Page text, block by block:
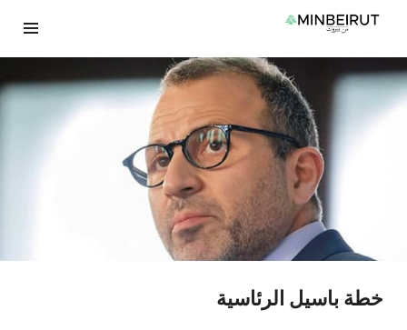
انتقل
المحتوى
خطة باسيل الرئاسية